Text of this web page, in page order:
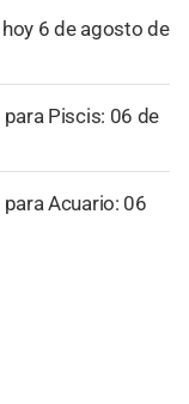
6 de agosto de
Piscis: 06 de
Acuario: 06